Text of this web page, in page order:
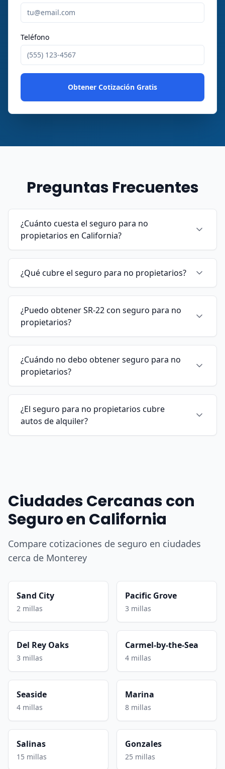
Teléfono
Obtener Cotización Gratis
Preguntas Frecuentes
¿Cuánto cuesta el seguro para no
propietarios en California?
¿Qué cubre el seguro para no propietarios?
¿Puedo obtener SR-22 con seguro para no
propietarios?
¿Cuándo no debo obtener seguro para no
propietarios?
¿El seguro para no propietarios cubre
autos de alquiler?
Ciudades Cercanas con
Seguro en California
Compare cotizaciones de seguro en ciudades
cerca de Monterey
Sand City
2 millas
Pacific Grove
3 millas
Del Rey Oaks
3 millas
Carmel-by-the-Sea
4 millas
Seaside
4 millas
Marina
8 millas
Salinas
15 millas
Gonzales
25 millas